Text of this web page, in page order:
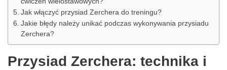
Jak włączyć przysiad Zerchera do treningu?
Jakie błędy należy unikać podczas wykonywania przysiadu
Zerchera?
Przysiad Zerchera: technika i